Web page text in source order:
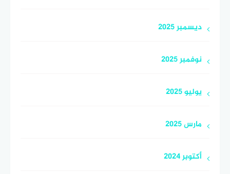
ديسمبر 2025
نوفمبر 2025
يوليو 2025
مارس 2025
أكتوبر 2024